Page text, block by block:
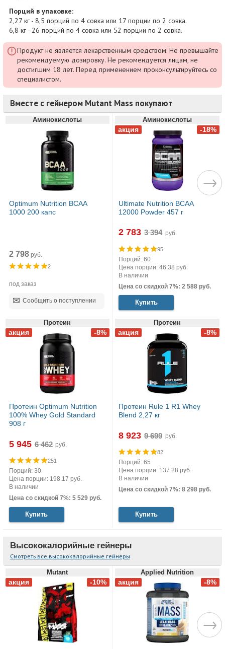
Порций в упаковке:
2,27 кг - 8,5 порций по 4 совка или 17 порции по 2 совка.
6,8 кг - 26 порций по 4 совка или 52 порции по 2 совка.
Продукт не является лекарственным средством. Не превышайте
рекомендуемую дозировку. Не рекомендуется лицам, не
достигшим 18 лет. Перед применением проконсультируйтесь со
специалистом.
Вместе с гейнером Mutant Mass покупают
Аминокислоты
Optimum Nutrition BCAA
1000 200 капс
2 798руб.
2
под заказ
Сообщить о поступлении
Аминокислоты
Ultimate Nutrition BCAA
12000 Powder 457 г
2 783 руб.
95
Порций: 60
Цена порции: 46.38 руб.
В наличии
Цена со скидкой 7%: 2 588 руб.
Купить
Протеин
Протеин Optimum Nutrition
100% Whey Gold Standard
908 г
5 945 руб.
251
Порций: 30
Цена порции: 198.17 руб.
В наличии
Цена со скидкой 7%: 5 529 руб.
Купить
Протеин
Протеин Rule 1 R1 Whey
Blend 2,27 кг
8 923 руб.
82
Порций: 65
Цена порции: 137.28 руб.
В наличии
Цена со скидкой 7%: 8 298 руб.
Купить
Высококалорийные гейнеры
Смотреть все высококалорийные гейнеры
Mutant Applied Nutrition